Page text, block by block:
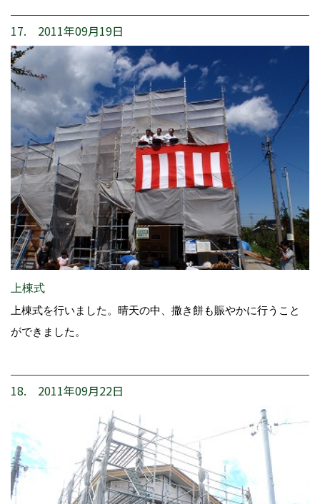
17. 2011年09月19日
上棟式
上棟式を行いました。晴天の中、撒き餅も賑やかに行うこと
ができました。
18. 2011年09月22日